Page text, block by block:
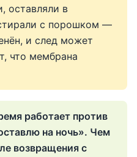
оставляли в
с порошком —
и след может
что мембрана
работает против
на ночь». Чем
возвращения с